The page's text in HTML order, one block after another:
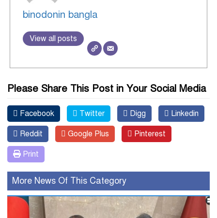
binodonin bangla
View all posts
Please Share This Post in Your Social Media
Facebook Twitter Digg Linkedin
Reddit Google Plus Pinterest
Print
More News Of This Category